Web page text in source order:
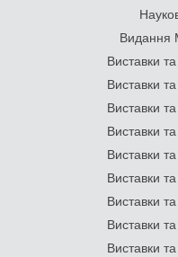
Видання
Виставки
Виставки
Виставки
Виставки
Виставки
Виставки
Виставки
Виставки
Виставки